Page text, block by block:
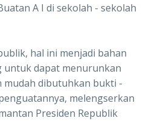
A I di sekolah - sekolah
hal ini menjadi bahan
untuk dapat menurunkan
mudah dibutuhkan bukti -
melengserkan
Presiden Republik